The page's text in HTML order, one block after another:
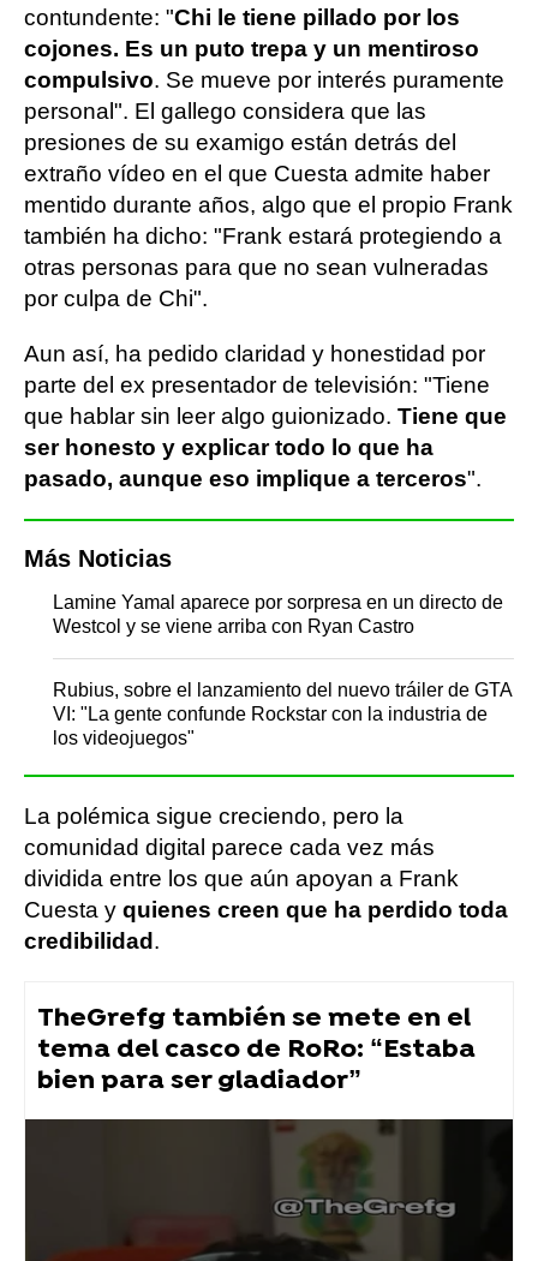
contundente: "Chi le tiene pillado por los
cojones. Es un puto trepa y un mentiroso
compulsivo. Se mueve por interés puramente
personal". El gallego considera que las
presiones de su examigo están detrás del
extraño vídeo en el que Cuesta admite haber
mentido durante años, algo que el propio Frank
también ha dicho: "Frank estará protegiendo a
otras personas para que no sean vulneradas
por culpa de Chi".
Aun así, ha pedido claridad y honestidad por
parte del ex presentador de televisión: "Tiene
que hablar sin leer algo guionizado. Tiene que
ser honesto y explicar todo lo que ha
pasado, aunque eso implique a terceros".
Más Noticias
Lamine Yamal aparece por sorpresa en un directo de
Westcol y se viene arriba con Ryan Castro
Rubius, sobre el lanzamiento del nuevo tráiler de GTA
VI: "La gente confunde Rockstar con la industria de
los videojuegos"
La polémica sigue creciendo, pero la
comunidad digital parece cada vez más
dividida entre los que aún apoyan a Frank
Cuesta y quienes creen que ha perdido toda
credibilidad .
TheGrefg también se mete en el
tema del casco de RoRo: “Estaba
bien para ser gladiador”